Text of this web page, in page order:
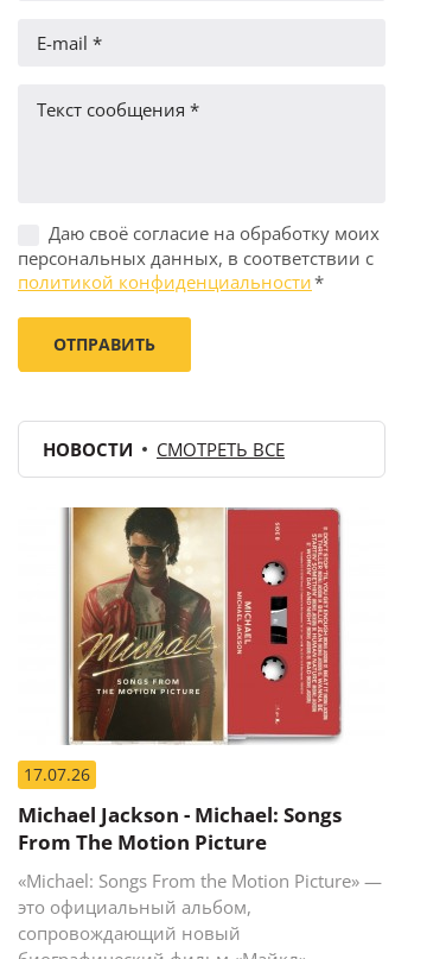
Даю своё согласие на обработку моих
персональных данных, в соответствии с
политикой конфиденциальности*
НОВОСТИ СМОТРЕТЬ ВСЕ
17.07.26
Michael Jackson - Michael: Songs
From The Motion Picture
«Michael: Songs From the Motion Picture» —
это официальный альбом,
сопровождающий новый